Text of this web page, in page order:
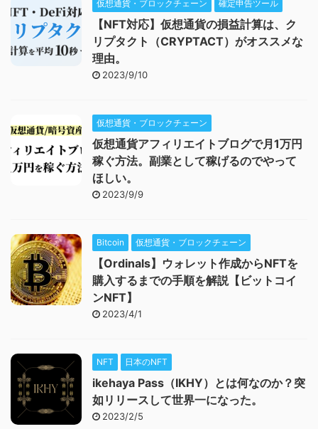
仮想通貨・ブロックチェーン 確定申告ツール
【NFT対応】仮想通貨の損益計算は、ク
リプタクト（CRYPTACT）がオススメな
理由。
2023/9/10
仮想通貨・ブロックチェーン
仮想通貨アフィリエイトブログで月1万円
稼ぐ方法。副業として稼げるのでやって
ほしい。
2023/9/9
Bitcoin 仮想通貨・ブロックチェーン
【Ordinals】ウォレット作成からNFTを
購入するまでの手順を解説【ビットコイ
ンNFT】
2023/4/1
NFT 日本のNFT
ikehaya Pass（IKHY）とは何なのか？突
如リリースして世界一になった。
2023/2/5